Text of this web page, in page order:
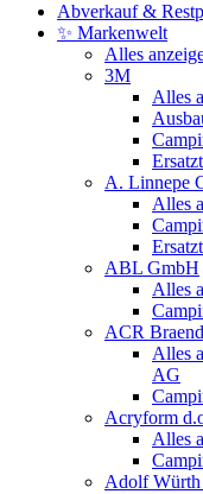
Abverkauf &
✨ Markenwelt
Alles
3M
Alles
A. Linnepe
Alles
ABL GmbH
Alles
ACR
Alles
AG
Acryform
Alles
Adolf